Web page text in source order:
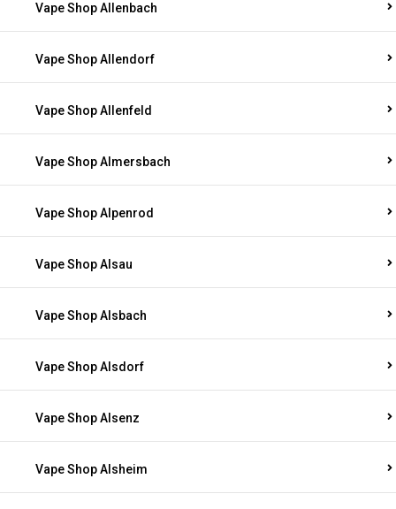
Vape Shop Allenbach
Vape Shop Allendorf
Vape Shop Allenfeld
Vape Shop Almersbach
Vape Shop Alpenrod
Vape Shop Alsau
Vape Shop Alsbach
Vape Shop Alsdorf
Vape Shop Alsenz
Vape Shop Alsheim